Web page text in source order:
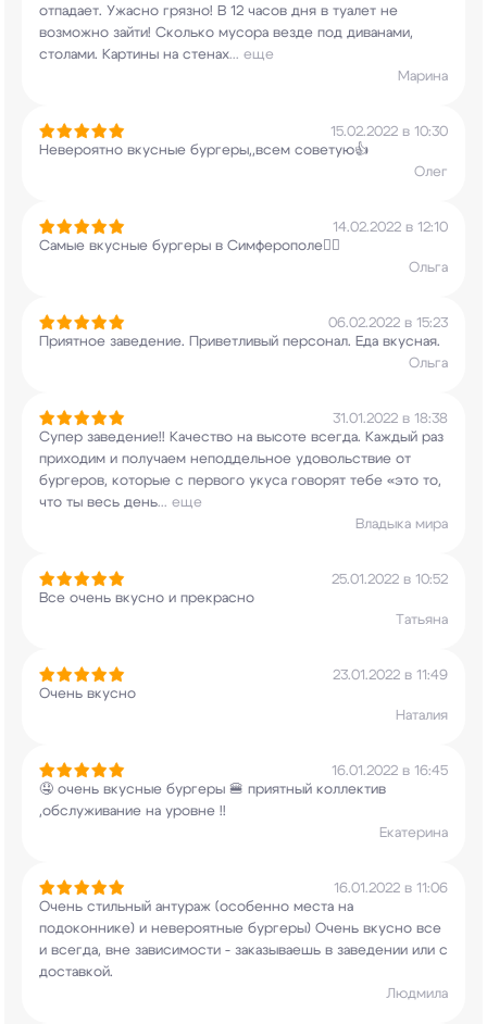
отпадает. Ужасно грязно! В 12 часов дня в туалет не
возможно зайти! Сколько мусора везде под диванами,
столами. Картины на стенах... еще
Марина
15.02.2022 в 10:30
Невероятно вкусные бургеры,,всем советую👍
Олег
14.02.2022 в 12:10
Самые вкусные бургеры в Симферополе❤️‍🔥
Ольга
06.02.2022 в 15:23
Приятное заведение. Приветливый персонал. Еда вкусная.
Ольга
31.01.2022 в 18:38
Супер заведение!! Качество на высоте всегда. Каждый раз
приходим и получаем неподдельное удовольствие от
бургеров, которые с первого укуса говорят тебе «это то,
что ты весь день... еще
Владыка мира
25.01.2022 в 10:52
Все очень вкусно и прекрасно
Татьяна
23.01.2022 в 11:49
Очень вкусно
Наталия
16.01.2022 в 16:45
🤤 очень вкусные бургеры 🍔 приятный коллектив
,обслуживание на уровне !!
Екатерина
16.01.2022 в 11:06
Очень стильный антураж (особенно места на
подоконнике) и невероятные бургеры) Очень вкусно все
и всегда, вне зависимости - заказываешь в заведении или с
доставкой.
Людмила